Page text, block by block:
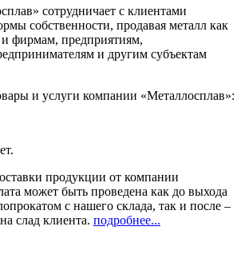
сотрудничает с клиентами
собственности, продавая металл как
фирмам, предприятиям,
и другим субъектам
и услуги компании «Металлосплав»:
продукции от компании
может быть проведена как до выхода
с нашего склада, так и после –
слад клиента. подробнее...